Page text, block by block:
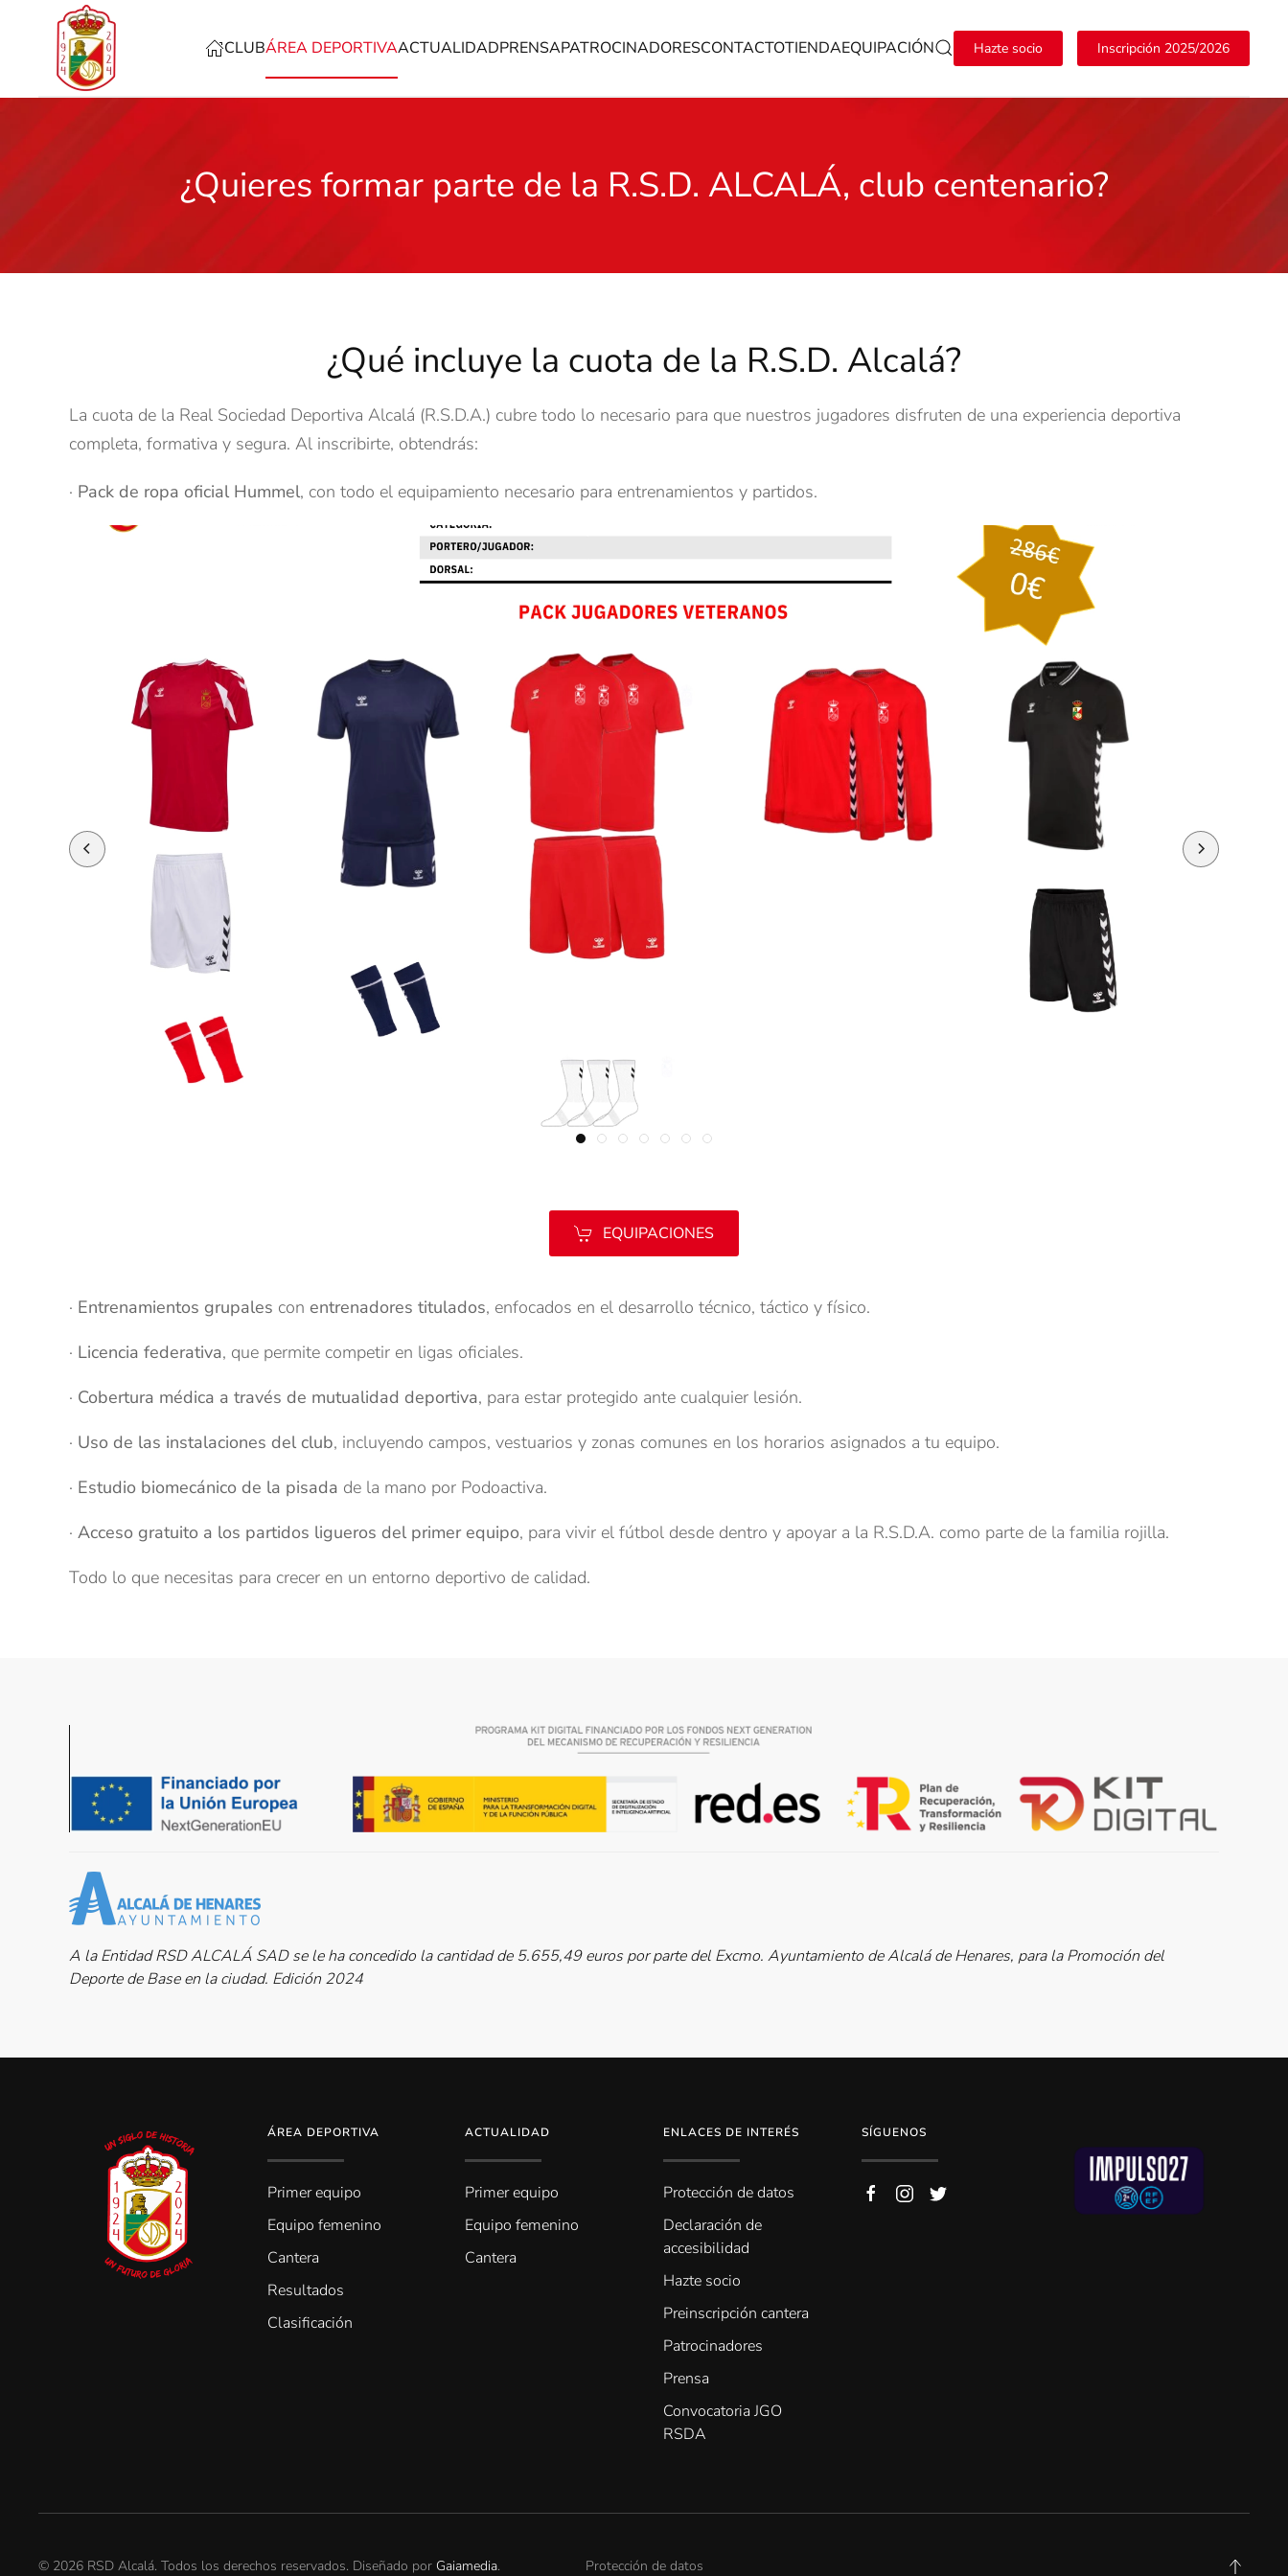
Skip to main content CLUBÁREA DEPORTIVAACTUALIDADPRENSAPATROCINADORESCONTACTOTIENDAEQUIPACIÓN Hazte socio Inscripción 2025/2026
¿Quieres formar parte de la R.S.D. ALCALÁ, club centenario?
¿Qué incluye la cuota de la R.S.D. Alcalá?
La cuota de la Real Sociedad Deportiva Alcalá (R.S.D.A.) cubre todo lo necesario para que nuestros jugadores disfruten de una experiencia deportiva
completa, formativa y segura. Al inscribirte, obtendrás:
· Pack de ropa oficial Hummel, con todo el equipamiento necesario para entrenamientos y partidos.
EQUIPACIONES
· Entrenamientos grupales con entrenadores titulados, enfocados en el desarrollo técnico, táctico y físico.
· Licencia federativa, que permite competir en ligas oficiales.
· Cobertura médica a través de mutualidad deportiva, para estar protegido ante cualquier lesión.
· Uso de las instalaciones del club, incluyendo campos, vestuarios y zonas comunes en los horarios asignados a tu equipo.
· Estudio biomecánico de la pisada de la mano por Podoactiva.
· Acceso gratuito a los partidos ligueros del primer equipo, para vivir el fútbol desde dentro y apoyar a la R.S.D.A. como parte de la familia rojilla.
Todo lo que necesitas para crecer en un entorno deportivo de calidad.
A la Entidad RSD ALCALÁ SAD se le ha concedido la cantidad de 5.655,49 euros por parte del Excmo. Ayuntamiento de Alcalá de Henares, para la Promoción del
Deporte de Base en la ciudad. Edición 2024
ÁREA DEPORTIVA
Primer equipo
Equipo femenino
Cantera
Resultados
Clasificación
ACTUALIDAD
Primer equipo
Equipo femenino
Cantera
ENLACES DE INTERÉS
Protección de datos
Declaración de
accesibilidad
Hazte socio
Preinscripción cantera
Patrocinadores
Prensa
Convocatoria JGO
RSDA
SÍGUENOS
© 2026 RSD Alcalá. Todos los derechos reservados. Diseñado por Gaiamedia. Protección de datos